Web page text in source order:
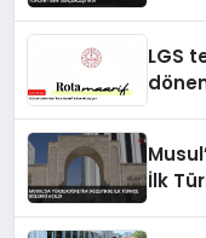
LGS
İlk